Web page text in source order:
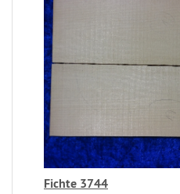
Fichte 3744